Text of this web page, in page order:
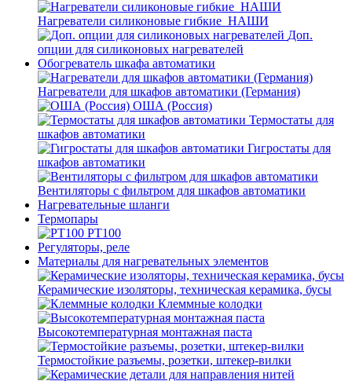
Нагреватели силиконовые гибкие_НАШИ
Доп.
опции для силиконовых нагревателей
Обогреватель шкафа автоматики
Нагреватели для шкафов автоматики (Германия)
ОША (Россия)
Термостаты для
шкафов автоматики
Гигростаты для
шкафов автоматики
Вентиляторы с фильтром для шкафов автоматики
Нагревательные шланги
Термопары
PT100
Регуляторы, реле
Материалы для нагревательных элементов
Керамические изоляторы, техническая керамика, бусы
Клеммные колодки
Высокотемпературная монтажная паста
Термостойкие разъемы, розетки, штекер-вилки